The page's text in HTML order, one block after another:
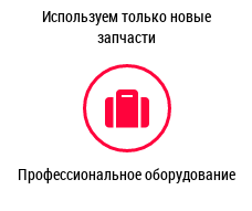
Используем только новые
запчасти
Профессиональное оборудование